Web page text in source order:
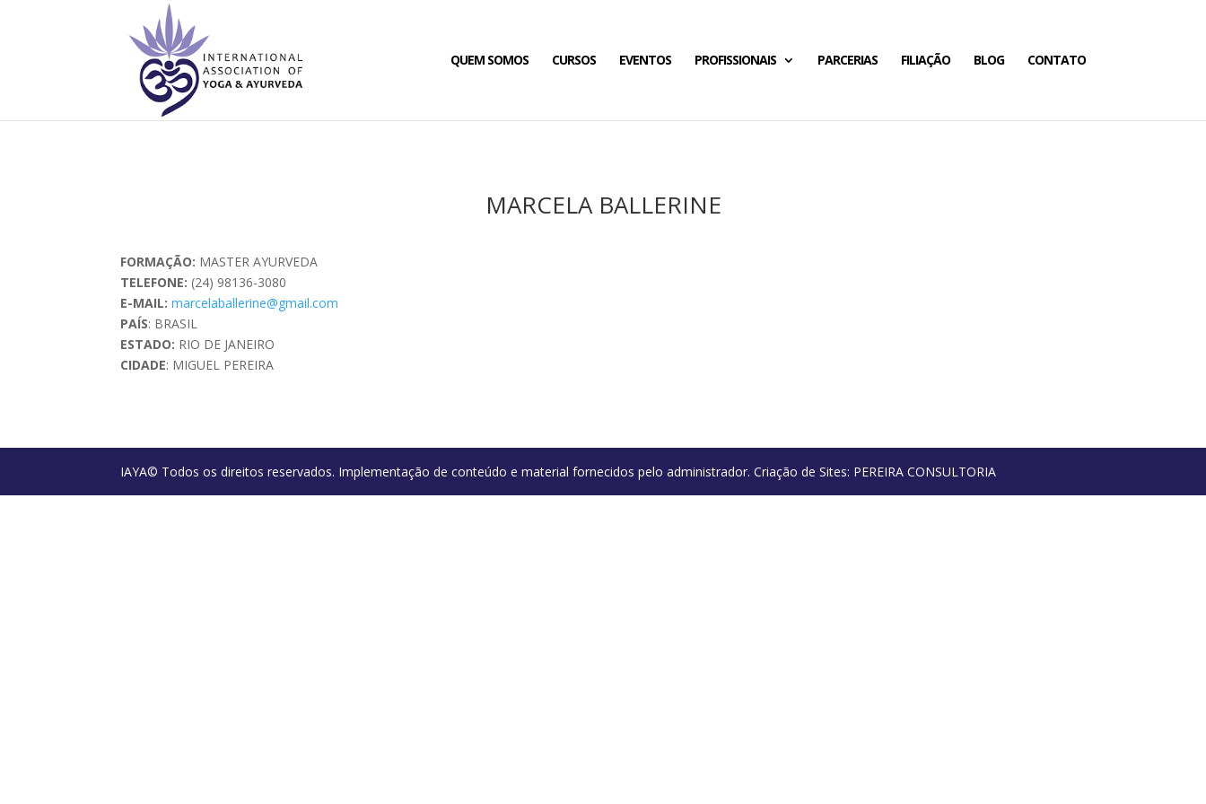
QUEM SOMOS CURSOS EVENTOS PROFISSIONAIS PARCERIAS FILIAÇÃO BLOG CONTATO
MARCELA BALLERINE
FORMAÇÃO: MASTER AYURVEDA
TELEFONE: (24) 98136-3080
E-MAIL:marcelaballerine@gmail.com
PAÍS: BRASIL
ESTADO: RIO DE JANEIRO
CIDADE: MIGUEL PEREIRA
IAYA© Todos os direitos reservados. Implementação de conteúdo e material fornecidos pelo administrador. Criação de Sites: PEREIRA CONSULTORIA